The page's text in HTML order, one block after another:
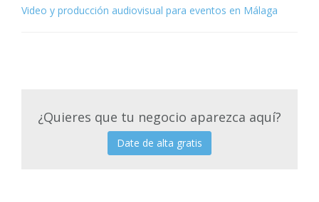
Video y producción audiovisual para eventos en Málaga
¿Quieres que tu negocio aparezca aquí?
Date de alta gratis